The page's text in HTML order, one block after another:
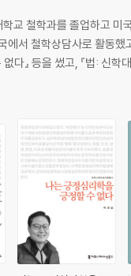
에피쿠로스주의자
교 철학과를 졸업하고
에서 철학상담사로 활동
다』 등을 썼고, 『법: 신학